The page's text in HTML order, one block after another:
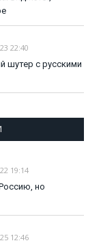
22:40
шутер с русскими
19:14
но
12:46